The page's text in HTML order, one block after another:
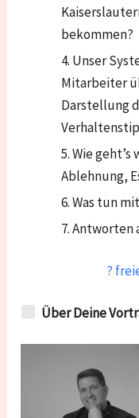
bekommen?
Unser
Mitarbeiter
Darstellung
Wie geht’s
Ablehnung,
Was tun
Antworten
?
Über Deine